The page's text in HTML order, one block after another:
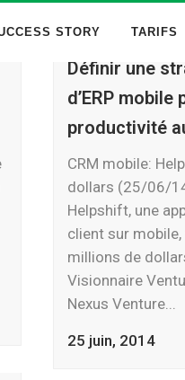
STORY TARIFS
Définir une
d’ERP
productivité
CRM mobile:
dollars (25/06/
Helpshift, une
client sur
millions de
Visionnaire
Nexus Venture...
25 juin, 2014